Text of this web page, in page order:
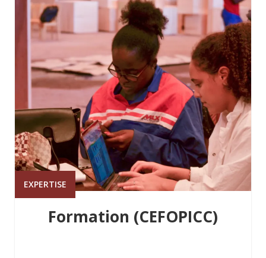
EXPERTISE
Formation (CEFOPICC)